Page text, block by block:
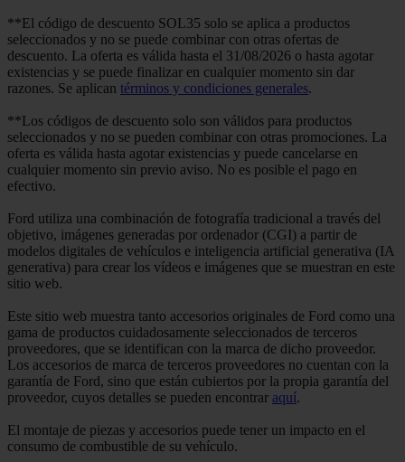
**El código de descuento SOL35 solo se aplica a productos
seleccionados y no se puede combinar con otras ofertas de
descuento. La oferta es válida hasta el 31/08/2026 o hasta agotar
existencias y se puede finalizar en cualquier momento sin dar
razones. Se aplican términos y condiciones generales.
**Los códigos de descuento solo son válidos para productos
seleccionados y no se pueden combinar con otras promociones. La
oferta es válida hasta agotar existencias y puede cancelarse en
cualquier momento sin previo aviso. No es posible el pago en
efectivo.
Ford utiliza una combinación de fotografía tradicional a través del
objetivo, imágenes generadas por ordenador (CGI) a partir de
modelos digitales de vehículos e inteligencia artificial generativa (IA
generativa) para crear los vídeos e imágenes que se muestran en este
sitio web.
Este sitio web muestra tanto accesorios originales de Ford como una
gama de productos cuidadosamente seleccionados de terceros
proveedores, que se identifican con la marca de dicho proveedor.
Los accesorios de marca de terceros proveedores no cuentan con la
garantía de Ford, sino que están cubiertos por la propia garantía del
proveedor, cuyos detalles se pueden encontrar aquí.
El montaje de piezas y accesorios puede tener un impacto en el
consumo de combustible de su vehículo.